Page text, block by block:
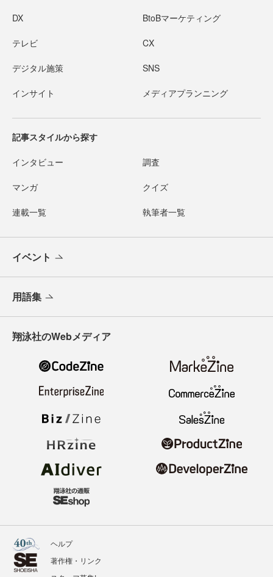
DX BtoBマーケティング
テレビ CX
デジタル施策 SNS
インサイト メディアプランニング
記事スタイルから探す
インタビュー 調査
マンガ クイズ
連載一覧 執筆者一覧
イベント
用語集
翔泳社のWebメディア
ヘルプ
著作権・リンク